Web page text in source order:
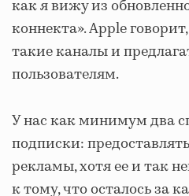
как я вижу из
коннекта». Apple
такие каналы и
пользователям.
У нас как минимум два
подписки:
рекламы, хотя ее и так
к тому, что осталось за